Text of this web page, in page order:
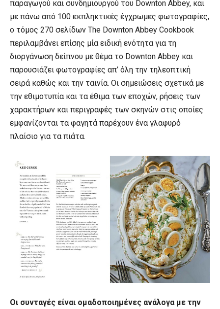
παραγωγού και συνδημιουργού του Downton Abbey, και
με πάνω από 100 εκπληκτικές έγχρωμες φωτογραφίες,
ο τόμος 270 σελίδων The Downton Abbey Cookbook
περιλαμβάνει επίσης μία ειδική ενότητα για τη
διοργάνωση δείπνου με θέμα το Downton Abbey και
παρουσιάζει φωτογραφίες απ’ όλη την τηλεοπτική
σειρά καθώς και την ταινία. Οι σημειώσεις σχετικά με
την εθιμοτυπία και τα έθιμα των εποχών, ρήσεις των
χαρακτήρων και περιγραφές των σκηνών στις οποίες
εμφανίζονται τα φαγητά παρέχουν ένα γλαφυρό
πλαίσιο για τα πιάτα.
Οι συνταγές είναι ομαδοποιημένες ανάλογα με την